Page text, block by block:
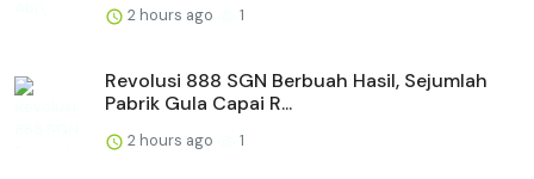
2 hours ago 1
Revolusi 888 SGN Berbuah Hasil, Sejumlah
Pabrik Gula Capai R...
2 hours ago 1